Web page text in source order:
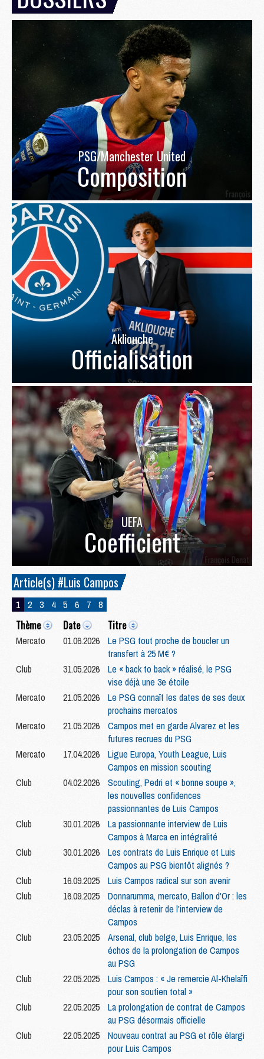
PSG/Manchester United
Composition
Akliouche
Officialisation
UEFA
Coefficient
Article(s) #Luis Campos
1 2 3 4 5 6 7 8
Thème Date Titre
Mercato 01.06.2026
Le PSG tout proche de boucler un
transfert à 25 M€ ?
Club
31.05.2026
Le « back to back » réalisé, le PSG
vise déjà une 3e étoile
Mercato
21.05.2026
Le PSG connaît les dates de ses deux
prochains mercatos
Mercato
21.05.2026
Campos met en garde Alvarez et les
futures recrues du PSG
Mercato
17.04.2026
Ligue Europa, Youth League, Luis
Campos en mission scouting
Club
04.02.2026
Scouting, Pedri et « bonne soupe »,
les nouvelles confidences
passionnantes de Luis Campos
Club
30.01.2026
La passionnante interview de Luis
Campos à Marca en intégralité
Club
30.01.2026
Les contrats de Luis Enrique et Luis
Campos au PSG bientôt alignés ?
Club
16.09.2025
Luis Campos radical sur son avenir
Club
16.09.2025
Donnarumma, mercato, Ballon d'Or : les
déclas à retenir de l'interview de
Campos
Club
23.05.2025
Arsenal, club belge, Luis Enrique, les
échos de la prolongation de Campos
au PSG
Club
22.05.2025
Luis Campos : « Je remercie Al-Khelaïfi
pour son soutien total »
Club
22.05.2025
La prolongation de contrat de Campos
au PSG désormais officielle
Club
22.05.2025
Nouveau contrat au PSG et rôle élargi
pour Luis Campos